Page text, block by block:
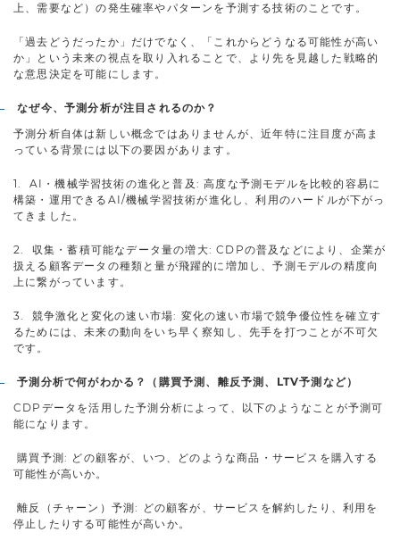
上、需要など）の発生確率やパターンを予測する技術のことです。
「過去どうだったか」だけでなく、「これからどうなる可能性が高い
か」という未来の視点を取り入れることで、より先を見越した戦略的
な意思決定を可能にします。
なぜ今、予測分析が注目されるのか？
予測分析自体は新しい概念ではありませんが、近年特に注目度が高ま
っている背景には以下の要因があります。
1. AI・機械学習技術の進化と普及: 高度な予測モデルを比較的容易に
構築・運用できるAI/機械学習技術が進化し、利用のハードルが下がっ
てきました。
2. 収集・蓄積可能なデータ量の増大: CDPの普及などにより、企業が
扱える顧客データの種類と量が飛躍的に増加し、予測モデルの精度向
上に繋がっています。
3. 競争激化と変化の速い市場: 変化の速い市場で競争優位性を確立す
るためには、未来の動向をいち早く察知し、先手を打つことが不可欠
です。
予測分析で何がわかる？（購買予測、離反予測、LTV予測など）
CDPデータを活用した予測分析によって、以下のようなことが予測可
能になります。
購買予測: どの顧客が、いつ、どのような商品・サービスを購入する
可能性が高いか。
離反（チャーン）予測: どの顧客が、サービスを解約したり、利用を
停止したりする可能性が高いか。